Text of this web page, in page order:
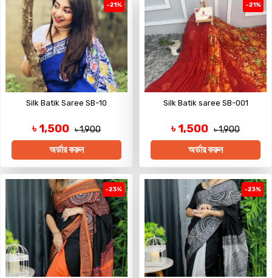
-21%
Silk Batik Saree SB-10
৳ 1,500 ৳ 1,900
অর্ডার করুন
-21%
Silk Batik saree SB-001
৳ 1,500 ৳ 1,900
অর্ডার করুন
-23% -23%